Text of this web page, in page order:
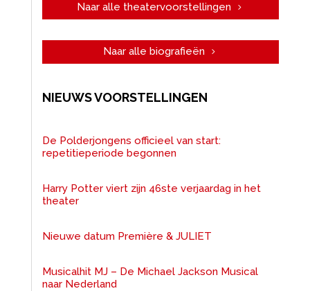
Naar alle theatervoorstellingen
Naar alle biografieën
NIEUWS VOORSTELLINGEN
De Polderjongens officieel van start:
repetitieperiode begonnen
Harry Potter viert zijn 46ste verjaardag in het
theater
Nieuwe datum Première & JULIET
Musicalhit MJ – De Michael Jackson Musical
naar Nederland